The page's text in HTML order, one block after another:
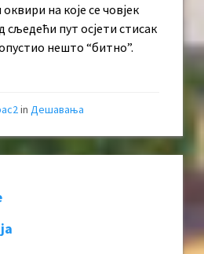
на које се човјек
пут осјети стисак
нешто “битно”.
in Дешавања